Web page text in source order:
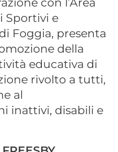
Sportivi e
Foggia, presenta
della
educativa di
rivolto a tutti,
al
inattivi, disabili e